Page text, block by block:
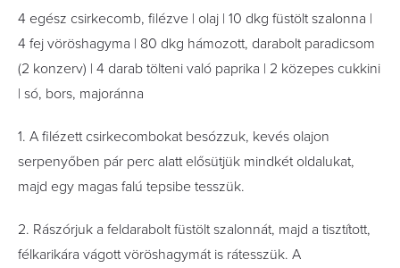
4 egész csirkecomb, ﬁlézve | olaj | 10 dkg füstölt szalonna |
4 fej vöröshagyma | 80 dkg hámozott, darabolt paradicsom
(2 konzerv) | 4 darab tölteni való paprika | 2 közepes cukkini
| só, bors, majoránna
1. A ﬁlézett csirkecombokat besózzuk, kevés olajon
serpenyőben pár perc alatt elősütjük mindkét oldalukat,
majd egy magas falú tepsibe tesszük.
2. Rászórjuk a feldarabolt füstölt szalonnát, majd a tisztított,
félkarikára vágott vöröshagymát is rátesszük. A